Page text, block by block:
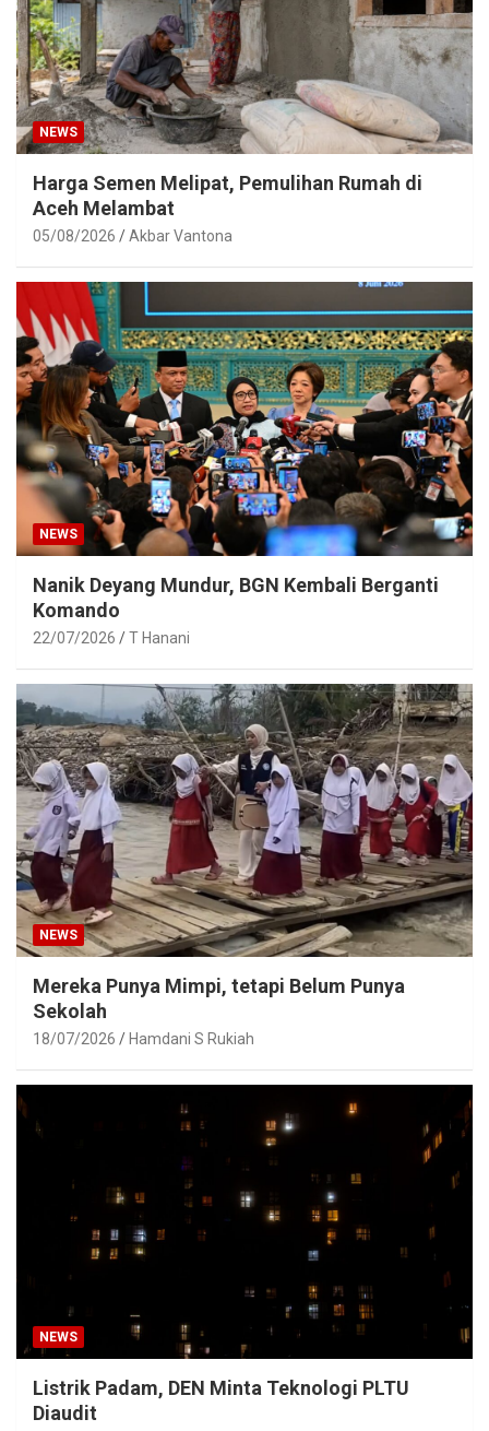
NEWS
Harga Semen Melipat, Pemulihan Rumah di
Aceh Melambat
05/08/2026 Akbar Vantona
NEWS
Nanik Deyang Mundur, BGN Kembali Berganti
Komando
22/07/2026 T Hanani
NEWS
Mereka Punya Mimpi, tetapi Belum Punya
Sekolah
18/07/2026 Hamdani S Rukiah
NEWS
Listrik Padam, DEN Minta Teknologi PLTU
Diaudit